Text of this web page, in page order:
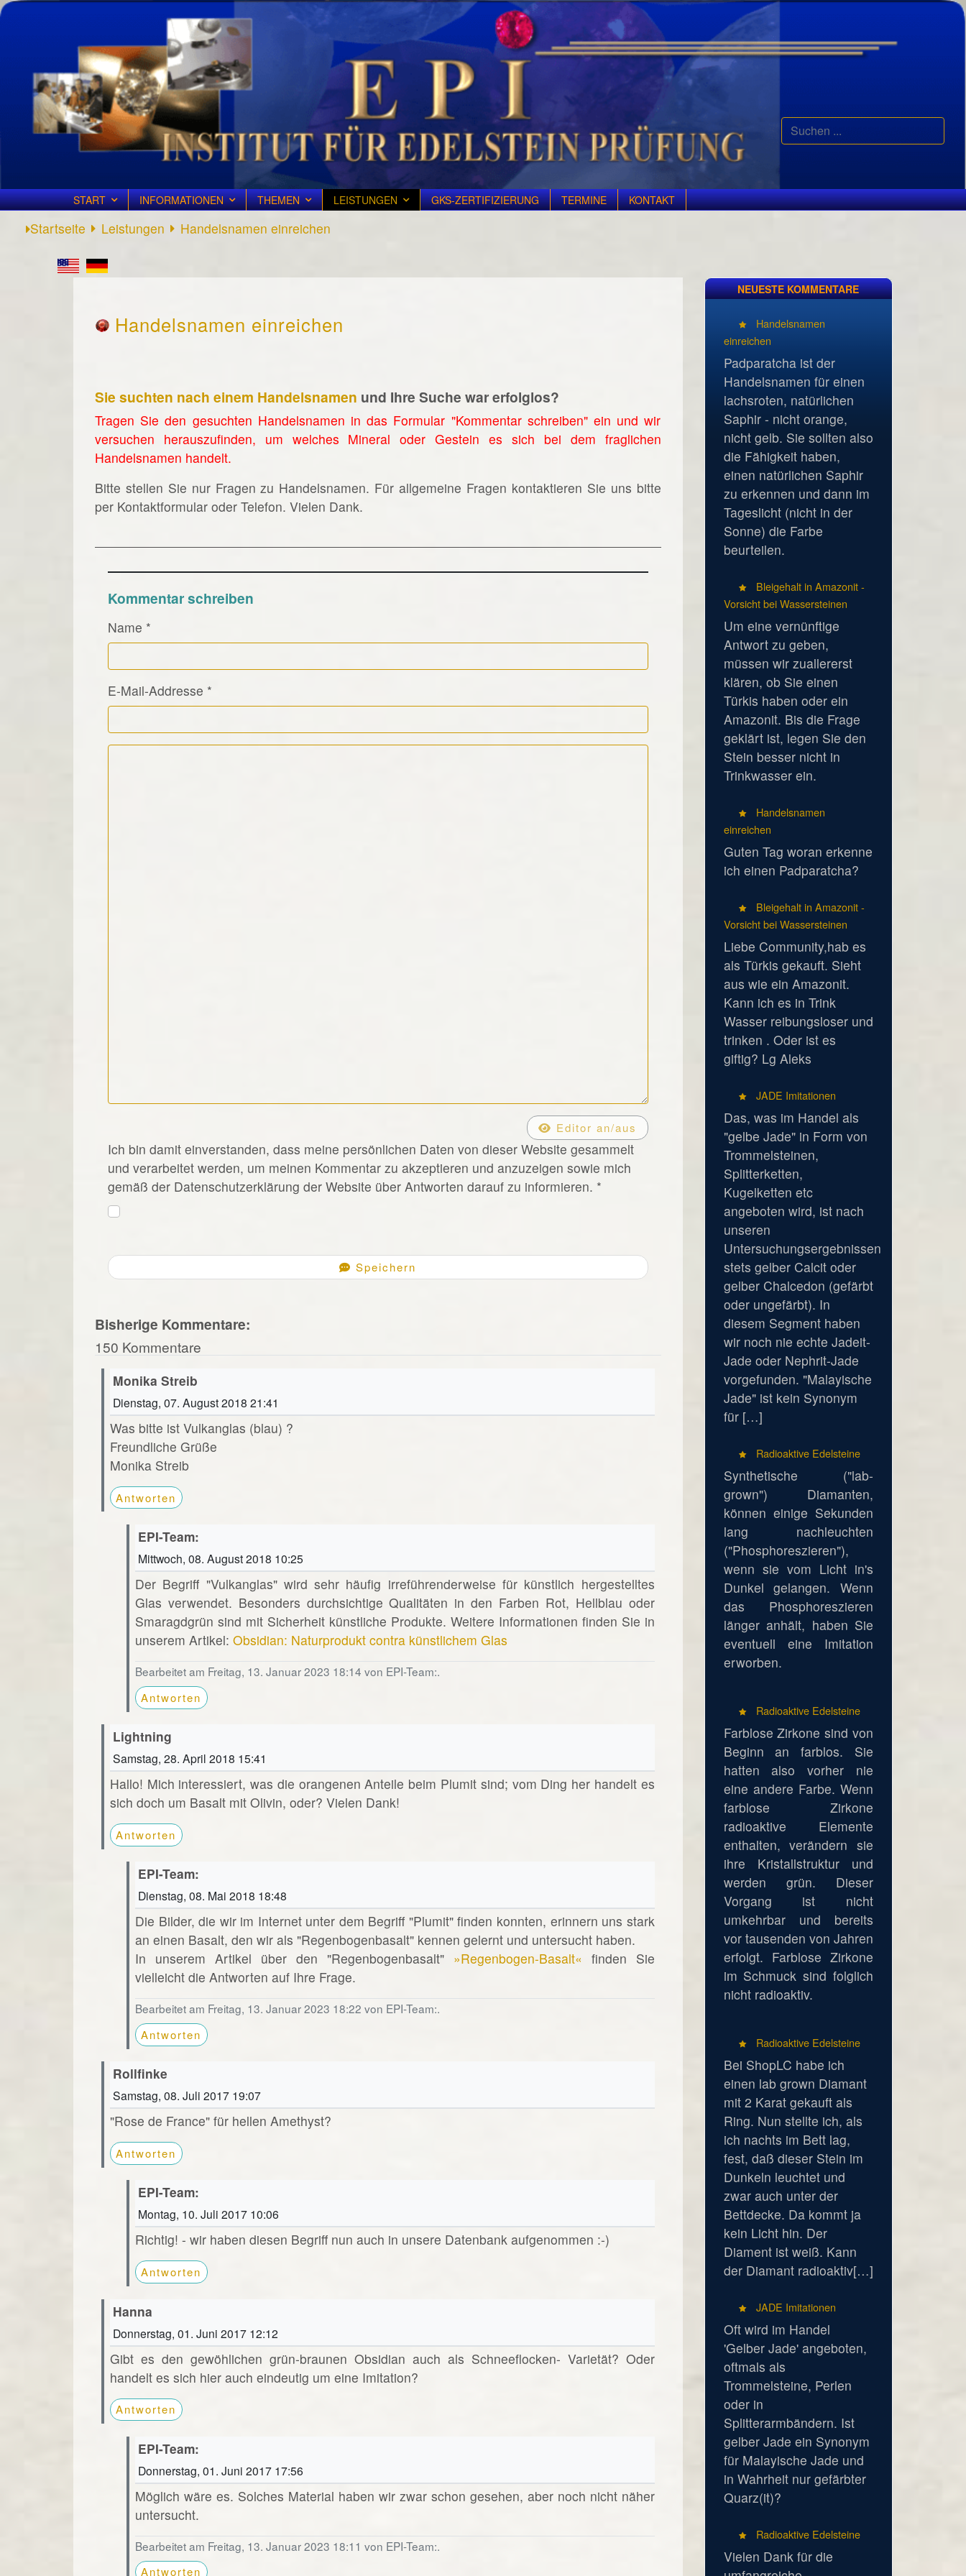
Suchen
...
START INFORMATIONEN THEMEN LEISTUNGEN GKS-ZERTIFIZIERUNG TERMINE KONTAKT
Startseite Leistungen Handelsnamen einreichen
Handelsnamen einreichen
Sie suchten nach einem Handelsnamen und Ihre Suche war erfolglos?
Tragen Sie den gesuchten Handelsnamen in das Formular "Kommentar schreiben" ein und wir
versuchen herauszufinden, um welches Mineral oder Gestein es sich bei dem fraglichen
Handelsnamen handelt.
Bitte stellen Sie nur Fragen zu Handelsnamen. Für allgemeine Fragen kontaktieren Sie uns bitte
per Kontaktformular oder Telefon. Vielen Dank.
Kommentar schreiben
Name *
E-Mail-Addresse *
Kommentar Text
Editor an/aus
Ich bin damit einverstanden, dass meine persönlichen Daten von dieser Website gesammelt
und verarbeitet werden, um meinen Kommentar zu akzeptieren und anzuzeigen sowie mich
gemäß der Datenschutzerklärung der Website über Antworten darauf zu informieren. *
Speichern
Bisherige Kommentare:
150 Kommentare
Monika Streib
Dienstag, 07. August 2018 21:41
Was bitte ist Vulkanglas (blau) ?
Freundliche Grüße
Monika Streib
Antworten
EPI-Team:
Mittwoch, 08. August 2018 10:25
Der Begriff "Vulkanglas" wird sehr häufig irreführenderweise für künstlich hergestelltes
Glas verwendet. Besonders durchsichtige Qualitäten in den Farben Rot, Hellblau oder
Smaragdgrün sind mit Sicherheit künstliche Produkte. Weitere Informationen finden Sie in
unserem Artikel: Obsidian: Naturprodukt contra künstlichem Glas
Bearbeitet am Freitag, 13. Januar 2023 18:14 von EPI-Team:.
Antworten
Lightning
Samstag, 28. April 2018 15:41
Hallo! Mich interessiert, was die orangenen Anteile beim Plumit sind; vom Ding her handelt es
sich doch um Basalt mit Olivin, oder? Vielen Dank!
Antworten
EPI-Team:
Dienstag, 08. Mai 2018 18:48
Die Bilder, die wir im Internet unter dem Begriff "Plumit" finden konnten, erinnern uns stark
an einen Basalt, den wir als "Regenbogenbasalt" kennen gelernt und untersucht haben.
In unserem Artikel über den "Regenbogenbasalt" »Regenbogen-Basalt« finden Sie
vielleicht die Antworten auf Ihre Frage.
Bearbeitet am Freitag, 13. Januar 2023 18:22 von EPI-Team:.
Antworten
Rollfinke
Samstag, 08. Juli 2017 19:07
"Rose de France" für hellen Amethyst?
Antworten
EPI-Team:
Montag, 10. Juli 2017 10:06
Richtig! - wir haben diesen Begriff nun auch in unsere Datenbank aufgenommen :-)
Antworten
Hanna
Donnerstag, 01. Juni 2017 12:12
Gibt es den gewöhlichen grün-braunen Obsidian auch als Schneeflocken- Varietät? Oder
handelt es sich hier auch eindeutig um eine Imitation?
Antworten
EPI-Team:
Donnerstag, 01. Juni 2017 17:56
Möglich wäre es. Solches Material haben wir zwar schon gesehen, aber noch nicht näher
untersucht.
Bearbeitet am Freitag, 13. Januar 2023 18:11 von EPI-Team:.
Antworten
NEUESTE KOMMENTARE
Handelsnamen
einreichen
Padparatcha ist der
Handelsnamen für einen
lachsroten, natürlichen
Saphir - nicht orange,
nicht gelb. Sie sollten also
die Fähigkeit haben,
einen natürlichen Saphir
zu erkennen und dann im
Tageslicht (nicht in der
Sonne) die Farbe
beurteilen.
Bleigehalt in Amazonit -
Vorsicht bei Wassersteinen
Um eine vernünftige
Antwort zu geben,
müssen wir zuallererst
klären, ob Sie einen
Türkis haben oder ein
Amazonit. Bis die Frage
geklärt ist, legen Sie den
Stein besser nicht in
Trinkwasser ein.
Handelsnamen
einreichen
Guten Tag woran erkenne
ich einen Padparatcha?
Bleigehalt in Amazonit -
Vorsicht bei Wassersteinen
Liebe Community,hab es
als Türkis gekauft. Sieht
aus wie ein Amazonit.
Kann ich es in Trink
Wasser reibungsloser und
trinken . Oder ist es
giftig? Lg Aleks
JADE Imitationen
Das, was im Handel als
"gelbe Jade" in Form von
Trommelsteinen,
Splitterketten,
Kugelketten etc
angeboten wird, ist nach
unseren
Untersuchungsergebnissen
stets gelber Calcit oder
gelber Chalcedon (gefärbt
oder ungefärbt). In
diesem Segment haben
wir noch nie echte Jadeit-
Jade oder Nephrit-Jade
vorgefunden. "Malayische
Jade" ist kein Synonym
für […]
Radioaktive Edelsteine
Synthetische ("lab-
grown") Diamanten,
können einige Sekunden
lang nachleuchten
("Phosphoreszieren"),
wenn sie vom Licht in's
Dunkel gelangen. Wenn
das Phosphoreszieren
länger anhält, haben Sie
eventuell eine Imitation
erworben.
Radioaktive Edelsteine
Farblose Zirkone sind von
Beginn an farblos. Sie
hatten also vorher nie
eine andere Farbe. Wenn
farblose Zirkone
radioaktive Elemente
enthalten, verändern sie
ihre Kristallstruktur und
werden grün. Dieser
Vorgang ist nicht
umkehrbar und bereits
vor tausenden von Jahren
erfolgt. Farblose Zirkone
im Schmuck sind folglich
nicht radioaktiv.
Radioaktive Edelsteine
Bei ShopLC habe ich
einen lab grown Diamant
mit 2 Karat gekauft als
Ring. Nun stellte ich, als
ich nachts im Bett lag,
fest, daß dieser Stein im
Dunkeln leuchtet und
zwar auch unter der
Bettdecke. Da kommt ja
kein Licht hin. Der
Diament ist weiß. Kann
der Diamant radioaktiv[…]
JADE Imitationen
Oft wird im Handel
'Gelber Jade' angeboten,
oftmals als
Trommelsteine, Perlen
oder in
Splitterarmbändern. Ist
gelber Jade ein Synonym
für Malayische Jade und
in Wahrheit nur gefärbter
Quarz(it)?
Radioaktive Edelsteine
Vielen Dank für die